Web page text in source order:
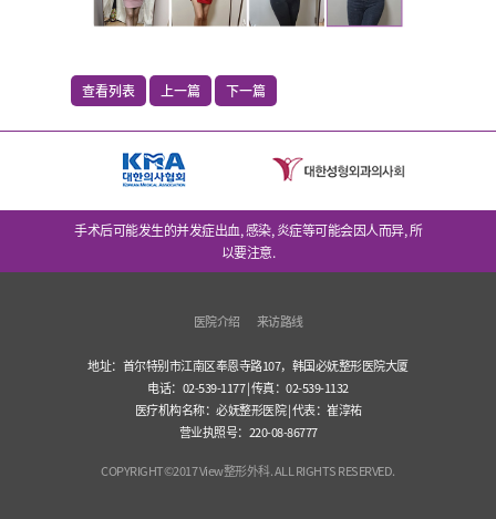
查看列表 上一篇 下一篇
手术后可能发生的并发症出血, 感染, 炎症等可能会因人而异, 所
以要注意.
医院介绍 来访路线
地址：首尔特别市江南区奉恩寺路107，韩国必妩整形医院大厦
电话：02-539-1177 | 传真：02-539-1132
医疗机构名称：必妩整形医院 | 代表：崔淳祐
营业执照号：220-08-86777
COPYRIGHT©2017 View整形外科. ALL RIGHTS RESERVED.